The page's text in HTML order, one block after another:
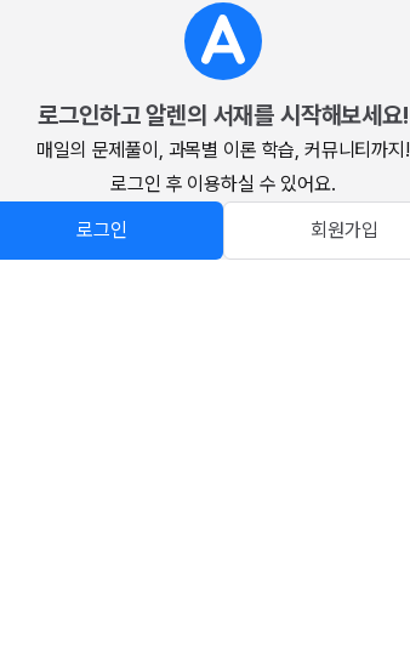
로그인하고 알렌의 서재를 시작해보세요!
매일의 문제풀이, 과목별 이론 학습, 커뮤니티까지!
로그인 후 이용하실 수 있어요.
로그인
회원가입